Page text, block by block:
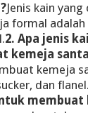
Jenis kain
formal adalah
2. Apa jenis
kemeja
kemeja
dan